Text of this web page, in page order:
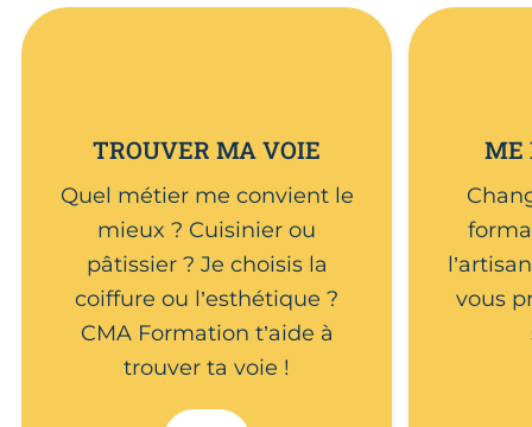
TROUVER MA VOIE
Quel métier me convient le
mieux ? Cuisinier ou
pâtissier ? Je choisis la
coiffure ou l’esthétique ?
CMA Formation t’aide à
trouver ta voie !
ME
vous